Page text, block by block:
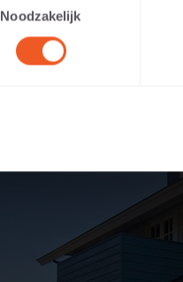
Noodzakelijk